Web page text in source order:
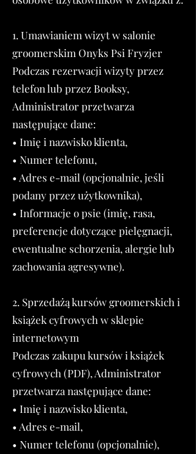
1. Umawianiem wizyt w salonie
groomerskim Onyks Psi Fryzjer
Podczas rezerwacji wizyty przez
telefon lub przez Booksy,
Administrator przetwarza
następujące dane:
• Imię i nazwisko klienta,
• Numer telefonu,
• Adres e-mail (opcjonalnie, jeśli
podany przez użytkownika),
• Informacje o psie (imię, rasa,
preferencje dotyczące pielęgnacji,
ewentualne schorzenia, alergie lub
zachowania agresywne).
2. Sprzedażą kursów groomerskich i
książek cyfrowych w sklepie
internetowym
Podczas zakupu kursów i książek
cyfrowych (PDF), Administrator
przetwarza następujące dane:
• Imię i nazwisko klienta,
• Adres e-mail,
• Numer telefonu (opcjonalnie),